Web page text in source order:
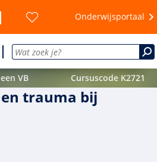
Onderwijsportaal
VB Cursuscode K2721
trauma bij